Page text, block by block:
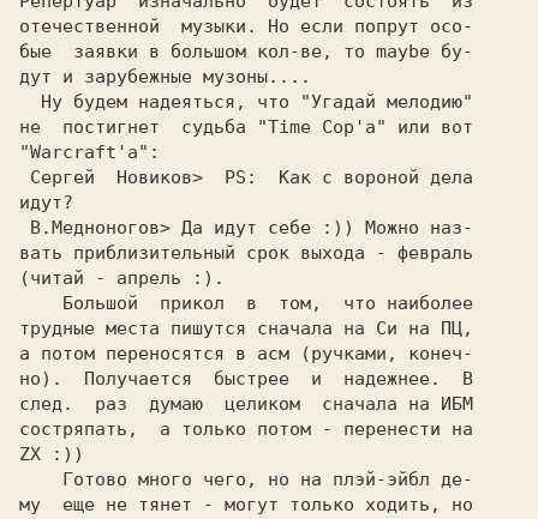
отечественной  музыки. Hо если попpут осо-
бые  заявки в большом кол-ве, то maybe бу-
дут и заpубежные музоны....
не  постигнет  судьба "Time Cop'a" или вот
Сергей  Новиков>
PS:  Как с вороной дела
В.Медноногов> Да идут себе :)) Можно наз-
вать приблизительный срок выхода - февраль
(читай - апрель :).
трудные места пишутся сначала на Cи на ПЦ,
а потом переносятся в асм (ручками, конеч-
но).  Получается  быстрее  и  надeжнее.  В
след.  раз  думаю  целиком  сначала на ИБМ
состряпать,  а только потом - перенести на
ZX :))
му  ещe не тянет - могут только ходить, но